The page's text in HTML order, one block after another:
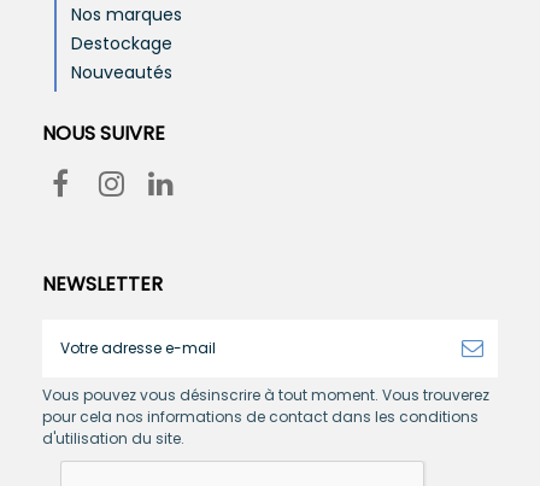
Nos marques
Destockage
Nouveautés
NOUS SUIVRE
NEWSLETTER
Vous pouvez vous désinscrire à tout moment. Vous trouverez
pour cela nos informations de contact dans les conditions
d'utilisation du site.